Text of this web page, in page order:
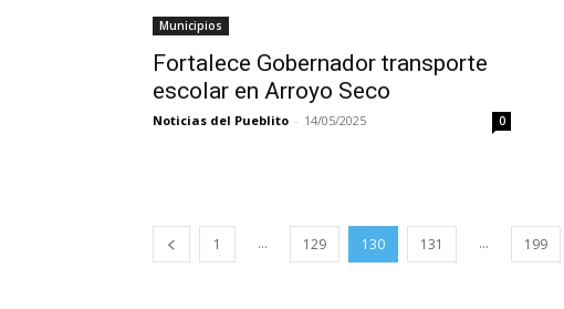
Municipios
Fortalece Gobernador transporte
escolar en Arroyo Seco
Noticias del Pueblito - 14/05/2025 0
1 ... 129 130 131 ... 199